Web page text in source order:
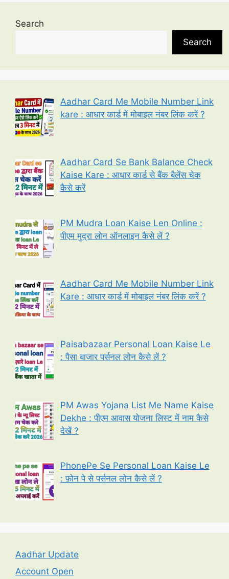
Search
Search
Aadhar Card Me Mobile Number Link
kare : आधार कार्ड में मोबाइल नंबर लिंक करें ?
Aadhar Card Se Bank Balance Check
Kaise Kare : आधार कार्ड से बैंक बैलेंस चेक
कैसे करें
PM Mudra Loan Kaise Len Online :
पीएम मुद्रा लोन ऑनलाइन कैसे लें ?
Aadhar Card Me Mobile Number Link
Kare : आधार कार्ड में मोबाइल नंबर लिंक करें ?
Paisabazaar Personal Loan Kaise Le
: पैसा बाजार पर्सनल लोन कैसे लें ?
PM Awas Yojana List Me Name Kaise
Dekhe : पीएम आवास योजना लिस्ट में नाम कैसे
देखें ?
PhonePe Se Personal Loan Kaise Le
: फ़ोन पे से पर्सनल लोन कैसे लें ?
Aadhar Update
Account Open